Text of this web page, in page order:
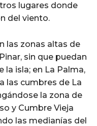
lugares donde
del viento.
las zonas altas de
sin que puedan
la isla; en La Palma,
las cumbres de La
la zona de
y Cumbre Vieja
las medianías del